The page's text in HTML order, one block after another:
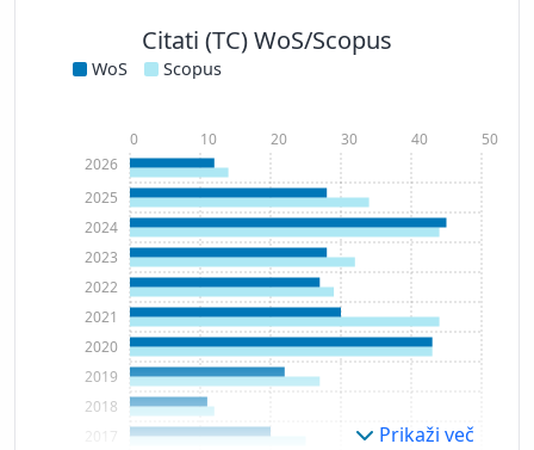
Citati (TC) WoS/Scopus
WoS Scopus
2017
2018
2019
2020
2021
2022
2023
2024
2025
2026
0 10 20 30 40 50
Prikaži več